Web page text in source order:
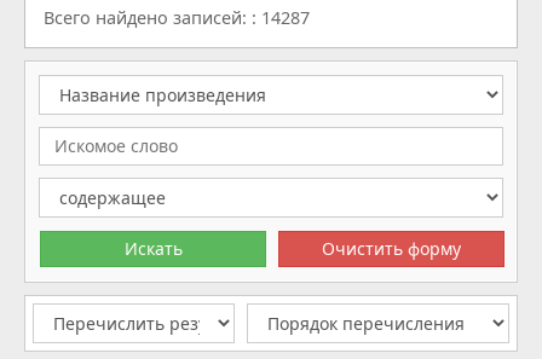
Всего найдено записей: : 14287